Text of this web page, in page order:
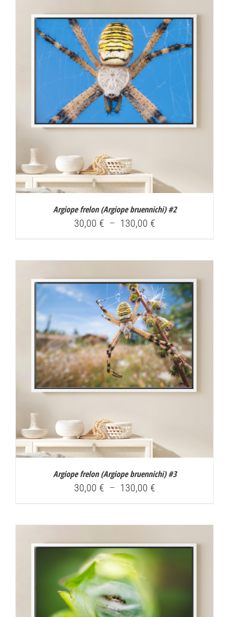
à
130,00 €
Argiope frelon (Argiope bruennichi) #2
30,00 € – 130,00 €Plage
à
130,00 €
Argiope frelon (Argiope bruennichi) #3
30,00 € – 130,00 €Plage
à